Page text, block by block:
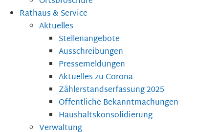
Rathaus & Service
Aktuelles
Stellenangebote
Ausschreibungen
Pressemeldungen
Aktuelles zu Corona
Zählerstandserfassung 2025
Öffentliche Bekanntmachungen
Haushaltskonsolidierung
Verwaltung